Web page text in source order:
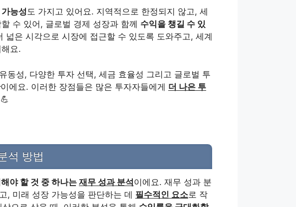
능성도 가지고 있어요. 지역적으로 한정되지 않고, 세
수 있어, 글로벌 경제 성장과 함께 수익을 챙길 수 있
넓은 시각으로 시장에 접근할 수 있도록 도와주고, 세계
요.
동성, 다양한 투자 선택, 세금 효율성 그리고 글로벌 투
이에요. 이러한 장점들은 많은 투자자들에게 더 나은 투
석 방법
야 할 것 중 하나는 재무 성과 분석이에요. 재무 성과 분
, 미래 성장 가능성을 판단하는 데 필수적인 요소로 작